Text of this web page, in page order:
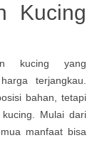
Kucing
kucing yang
terjangkau.
bahan, tetapi
Mulai dari
manfaat bisa